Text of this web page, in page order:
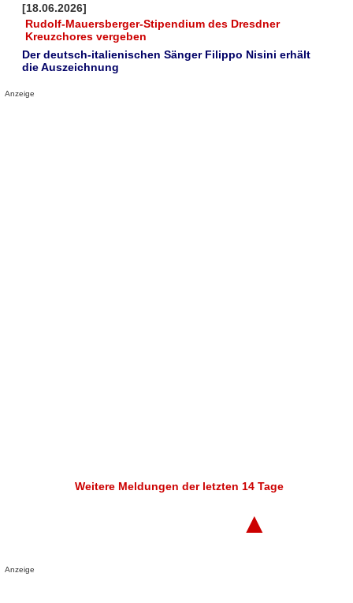
[18.06.2026]
Rudolf-Mauersberger-Stipendium des Dresdner
Kreuzchores vergeben
Der deutsch-italienischen Sänger Filippo Nisini erhält
die Auszeichnung
Anzeige
Weitere Meldungen der letzten 14 Tage
▲
Anzeige